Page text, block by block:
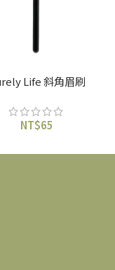
Life 斜角眉刷
NT$65